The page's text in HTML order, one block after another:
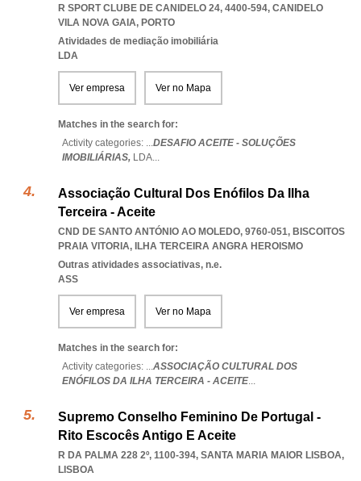
R SPORT CLUBE DE CANIDELO 24, 4400-594, CANIDELO
VILA NOVA GAIA, PORTO
Atividades de mediação imobiliária
LDA
Ver empresa Ver no Mapa
Matches in the search for:
Activity categories: ...DESAFIO ACEITE - SOLUÇÕES
IMOBILIÁRIAS, LDA...
Associação Cultural Dos Enófilos Da Ilha
Terceira - Aceite
CND DE SANTO ANTÓNIO AO MOLEDO, 9760-051, BISCOITOS
PRAIA VITORIA, ILHA TERCEIRA ANGRA HEROISMO
Outras atividades associativas, n.e.
ASS
Ver empresa Ver no Mapa
Matches in the search for:
Activity categories: ...ASSOCIAÇÃO CULTURAL DOS
ENÓFILOS DA ILHA TERCEIRA - ACEITE...
Supremo Conselho Feminino De Portugal -
Rito Escocês Antigo E Aceite
R DA PALMA 228 2º, 1100-394, SANTA MARIA MAIOR LISBOA,
LISBOA